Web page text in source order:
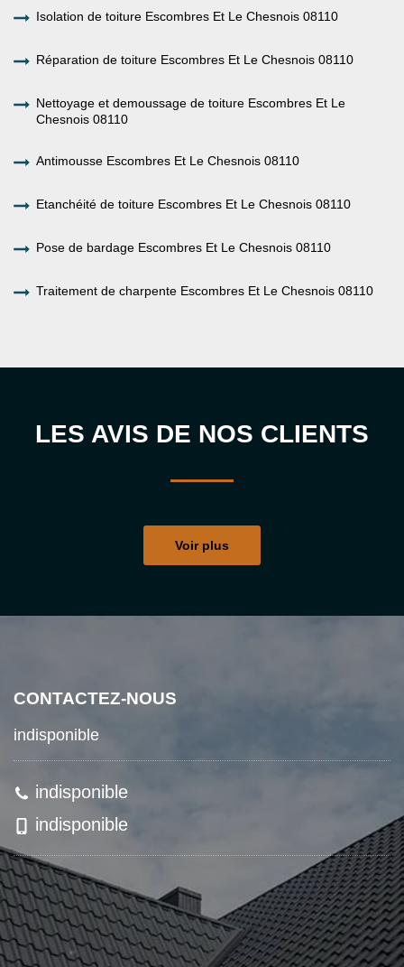
Isolation de toiture Escombres Et Le Chesnois 08110
Réparation de toiture Escombres Et Le Chesnois 08110
Nettoyage et demoussage de toiture Escombres Et Le
Chesnois 08110
Antimousse Escombres Et Le Chesnois 08110
Etanchéité de toiture Escombres Et Le Chesnois 08110
Pose de bardage Escombres Et Le Chesnois 08110
Traitement de charpente Escombres Et Le Chesnois 08110
LES AVIS DE NOS CLIENTS
Voir plus
CONTACTEZ-NOUS
indisponible
indisponible
indisponible